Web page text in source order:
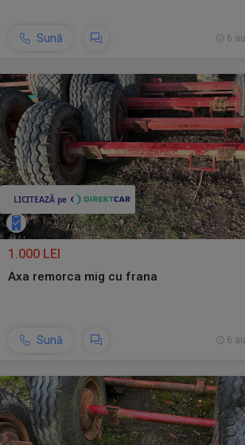
Sună 6
1.000 LEI
Axa remorca mig cu frana
Sună 6